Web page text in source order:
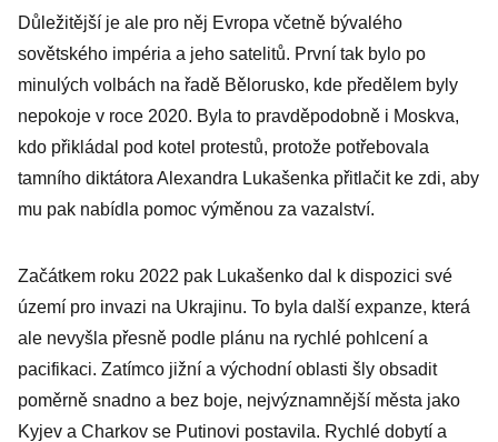
Důležitější je ale pro něj Evropa včetně bývalého
sovětského impéria a jeho satelitů. První tak bylo po
minulých volbách na řadě Bělorusko, kde předělem byly
nepokoje v roce 2020. Byla to pravděpodobně i Moskva,
kdo přikládal pod kotel protestů, protože potřebovala
tamního diktátora Alexandra Lukašenka přitlačit ke zdi, aby
mu pak nabídla pomoc výměnou za vazalství.
Začátkem roku 2022 pak Lukašenko dal k dispozici své
území pro invazi na Ukrajinu. To byla další expanze, která
ale nevyšla přesně podle plánu na rychlé pohlcení a
pacifikaci. Zatímco jižní a východní oblasti šly obsadit
poměrně snadno a bez boje, nejvýznamnější města jako
Kyjev a Charkov se Putinovi postavila. Rychlé dobytí a